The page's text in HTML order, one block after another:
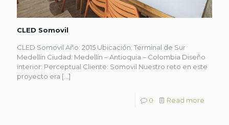
CLED Somovil
CLED Somovil Año: 2015 Ubicación: Terminal de Sur
Medellín Ciudad: Medellín – Antioquia – Colombia Diseño
interior: Perceptual Cliente: Somovil Nuestro reto en este
proyecto era […]
0 Read more